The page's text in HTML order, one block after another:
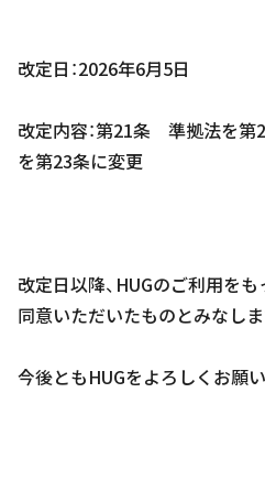
改定日：2026年6月5日
改定内容：第21条 準拠法を
を第23条に変更
改定日以降、HUGのご利用を
同意いただいたものとみなしま
今後ともHUGをよろしくお願